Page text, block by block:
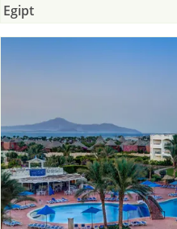
Egipt